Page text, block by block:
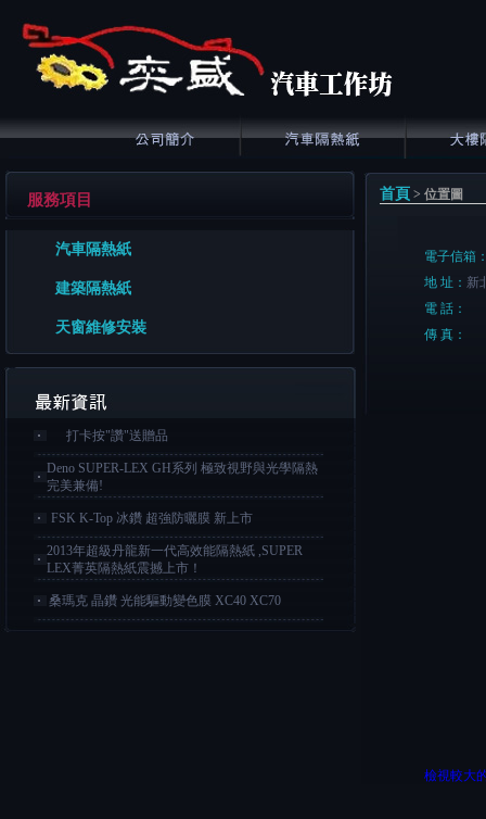
服務項目
汽車隔熱紙
建築隔熱紙
天窗維修安裝
打卡按"讚"送贈品
Deno SUPER-LEX GH系列 極致視野與光學隔熱
完美兼備!
FSK K-Top 冰鑽 超強防曬膜 新上市
2013年超級丹龍新一代高效能隔熱紙 ,SUPER
LEX菁英隔熱紙震撼上市！
桑瑪克 晶鑽 光能驅動變色膜 XC40 XC70
首頁 > 位置圖
電子信箱
地 址： 新
電 話：
傳 真：
檢視較大